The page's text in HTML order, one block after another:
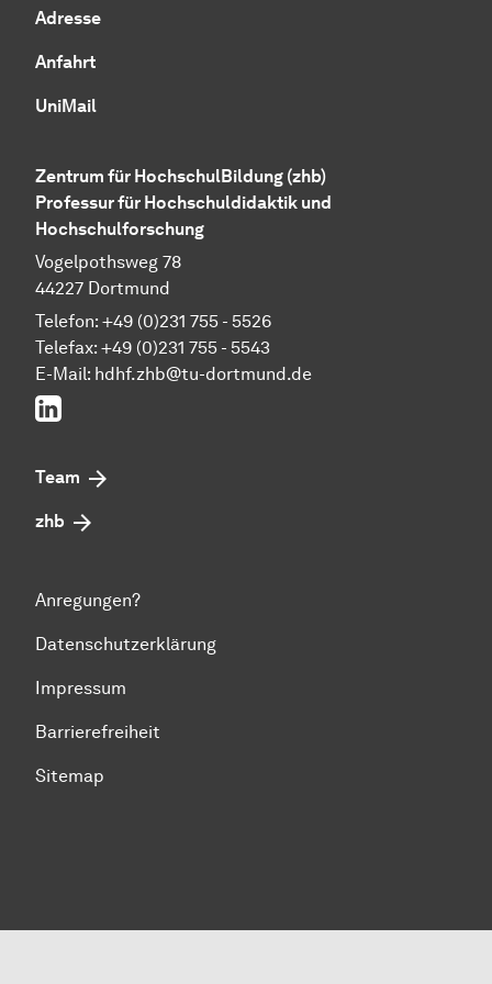
Adresse
Anfahrt
UniMail
Zentrum für HochschulBildung (zhb)
Professur für Hochschuldidaktik und
Hochschulforschung
Vogelpothsweg 78
44227 Dortmund
Telefon: +49 (0)231 755 - 5526
Telefax: +49 (0)231 755 - 5543
E-Mail: hdhf.zhb@tu-dortmund.de
LinkedIn
Team
zhb
Anregungen?
Datenschutzerklärung
Impressum
Barrierefreiheit
Sitemap